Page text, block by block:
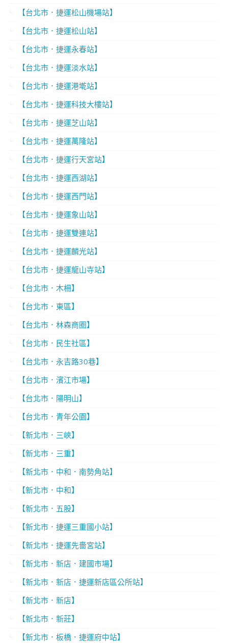
【台北市．捷運松山機場站】
【台北市．捷運松山站】
【台北市．捷運永春站】
【台北市．捷運淡水站】
【台北市．捷運港墘站】
【台北市．捷運科技大樓站】
【台北市．捷運芝山站】
【台北市．捷運萬隆站】
【台北市．捷運行天宮站】
【台北市．捷運西湖站】
【台北市．捷運西門站】
【台北市．捷運象山站】
【台北市．捷運雙連站】
【台北市．捷運麟光站】
【台北市．捷運龍山寺站】
【台北市．木柵】
【台北市．東區】
【台北市．林森商圈】
【台北市．民生社區】
【台北市．永吉路30巷】
【台北市．濱江市場】
【台北市．陽明山】
【台北市．青年公園】
【新北市．三峽】
【新北市．三重】
【新北市．中和．南勢角站】
【新北市．中和】
【新北市．五股】
【新北市．捷運三重國小站】
【新北市．捷運先嗇宮站】
【新北市．新店．建國市場】
【新北市．新店．捷運新店區公所站】
【新北市．新店】
【新北市．新莊】
【新北市．板橋．捷運府中站】